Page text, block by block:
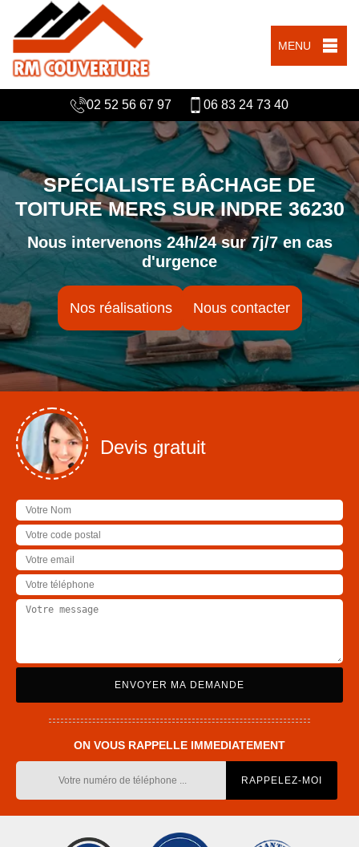
MENU
02 52 56 67 97 06 83 24 73 40
SPÉCIALISTE BÂCHAGE DE
TOITURE MERS SUR INDRE 36230
Nous intervenons 24h/24 sur 7j/7 en cas
d'urgence
Nos réalisations Nous contacter
Devis gratuit
ON VOUS RAPPELLE IMMEDIATEMENT